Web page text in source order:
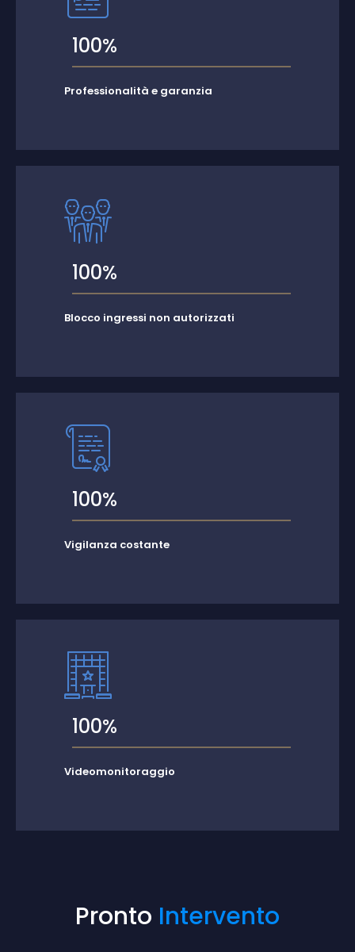
100%
Professionalità e garanzia
100%
Blocco ingressi non autorizzati
100%
Vigilanza costante
100%
Videomonitoraggio
Pronto Intervento